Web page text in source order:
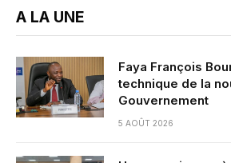
A LA UNE
Faya François
technique de la
Gouvernement
5 AOÛT 2026